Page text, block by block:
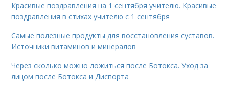
Красивые поздравления на 1 сентября учителю. Красивые
поздравления в стихах учителю с 1 сентября
Самые полезные продукты для восстановления суставов.
Источники витаминов и минералов
Через сколько можно ложиться после Ботокса. Уход за
лицом после Ботокса и Диспорта